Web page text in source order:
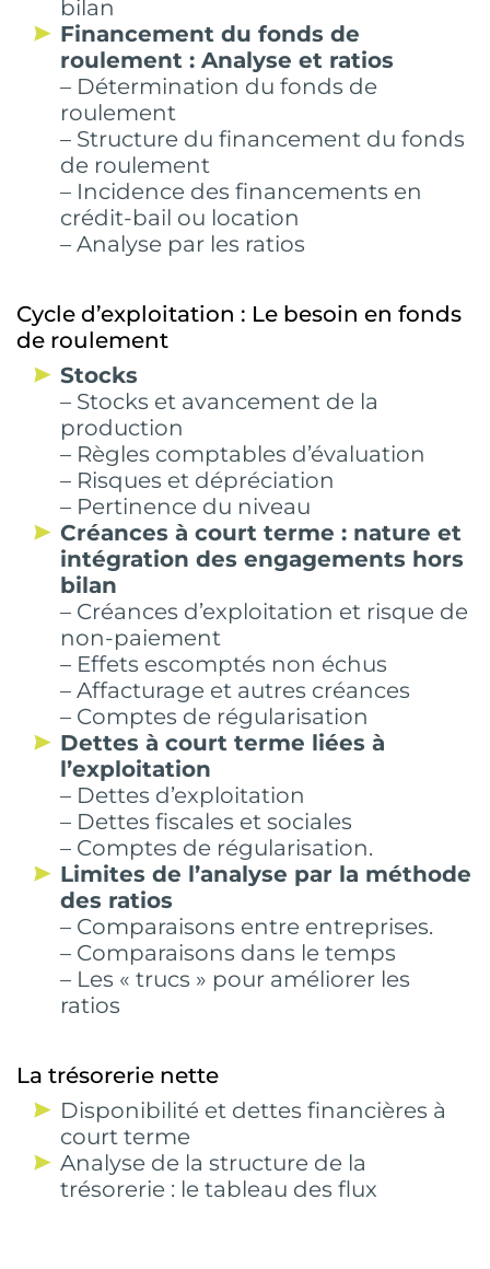
bilan
Financement du fonds de
roulement : Analyse et ratios
– Détermination du fonds de
roulement
– Structure du financement du fonds
de roulement
– Incidence des financements en
crédit-bail ou location
– Analyse par les ratios
Cycle d’exploitation : Le besoin en fonds
de roulement
Stocks
– Stocks et avancement de la
production
– Règles comptables d’évaluation
– Risques et dépréciation
– Pertinence du niveau
Créances à court terme : nature et
intégration des engagements hors
bilan
– Créances d’exploitation et risque de
non-paiement
– Effets escomptés non échus
– Affacturage et autres créances
– Comptes de régularisation
Dettes à court terme liées à
l’exploitation
– Dettes d’exploitation
– Dettes fiscales et sociales
– Comptes de régularisation.
Limites de l’analyse par la méthode
des ratios
– Comparaisons entre entreprises.
– Comparaisons dans le temps
– Les « trucs » pour améliorer les
ratios
La trésorerie nette
Disponibilité et dettes financières à
court terme
Analyse de la structure de la
trésorerie : le tableau des flux